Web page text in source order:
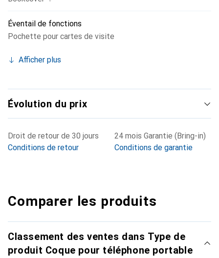
Éventail de fonctions
Pochette pour cartes de visite
Afficher plus
Évolution du prix
Droit de retour de 30 jours
Conditions de retour
24 mois Garantie (Bring-in)
Conditions de garantie
Comparer les produits
Classement des ventes dans Type de
produit Coque pour téléphone portable